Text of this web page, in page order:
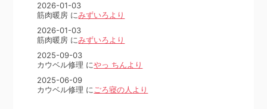
2026-01-03
筋肉暖房 にみずいろより
2026-01-03
筋肉暖房 にみずいろより
2025-09-03
カウベル修理 にやっ ちんより
2025-06-09
カウベル修理 に ごろ寝の人より